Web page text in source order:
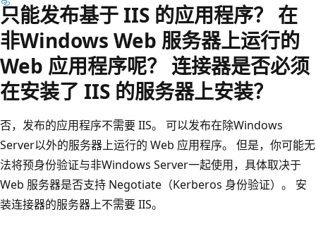
只能发布基于 IIS 的应用程序？ 在
非Windows Web 服务器上运行的
Web 应用程序呢？ 连接器是否必须
在安装了 IIS 的服务器上安装？
否，发布的应用程序不需要 IIS。 可以发布在除Windows
Server以外的服务器上运行的 Web 应用程序。 但是，你可能无
法将预身份验证与非Windows Server一起使用，具体取决于
Web 服务器是否支持 Negotiate（Kerberos 身份验证）。 安
装连接器的服务器上不需要 IIS。